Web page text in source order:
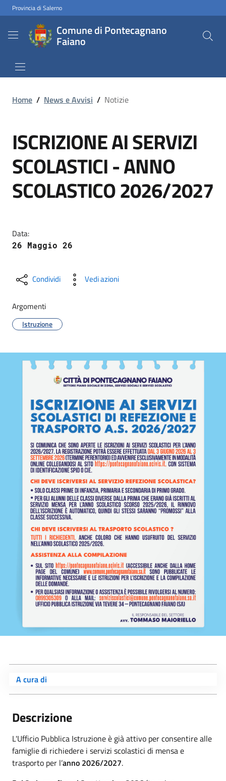
Provincia di Salerno
Comune di Pontecagnano
Faiano
Home / News e Avvisi / Notizie
ISCRIZIONE AI SERVIZI
SCOLASTICI - ANNO
SCOLASTICO 2026/2027
Data:
26 Maggio 26
Condividi Vedi azioni
Argomenti
Istruzione
A cura di
Descrizione
L'Ufficio Pubblica Istruzione è già attivo per consentire alle
famiglie di richiedere i servizi scolastici di mensa e
trasporto per l’anno 2026/2027.